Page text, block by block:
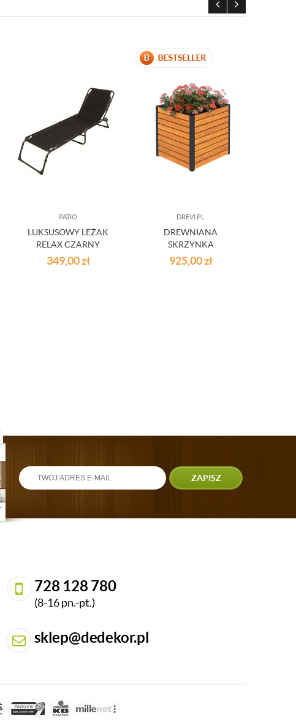
PATIO
LUKSUSOWY LEŻAK
RELAX CZARNY
349,00zł
DREVI.PL
DREWNIANA
SKRZYNKA
DREWNIANA 50X50
DONICA
925,00zł
ZAPISZ
728 128 780
(8-16 pn.-pt.)
sklep@dedekor.pl